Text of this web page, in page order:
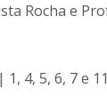
Rocha e
4, 5, 6, 7 e